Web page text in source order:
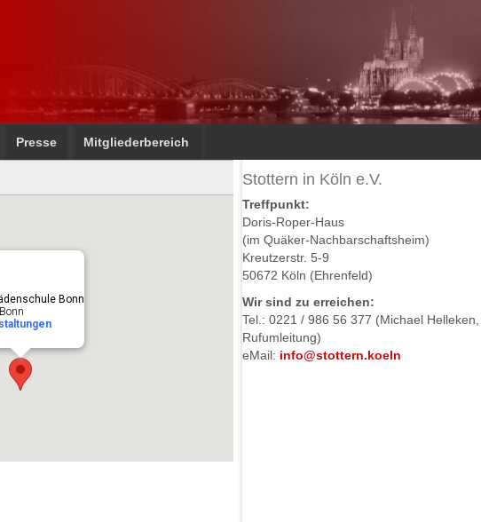
Presse Mitgliederbereich
Bonn
Stottern in Köln e.V.
Treffpunkt:
Doris-Roper-Haus
(im Quäker-Nachbarschaftsheim)
Kreutzerstr. 5-9
50672 Köln (Ehrenfeld)
Wir sind zu erreichen:
Tel.: 0221 / 986 56 377 (Michael Helleken,
Rufumleitung)
eMail: info@stottern.koeln